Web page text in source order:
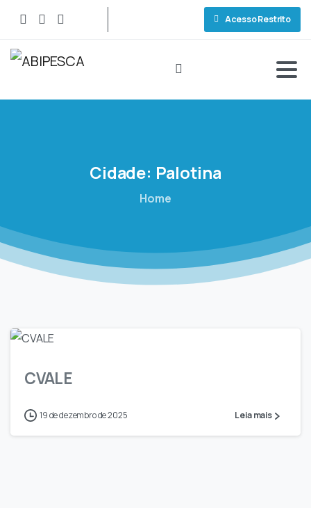
Acesso Restrito
Cidade: Palotina
Home
CVALE
19 de dezembro de 2025 Leia mais